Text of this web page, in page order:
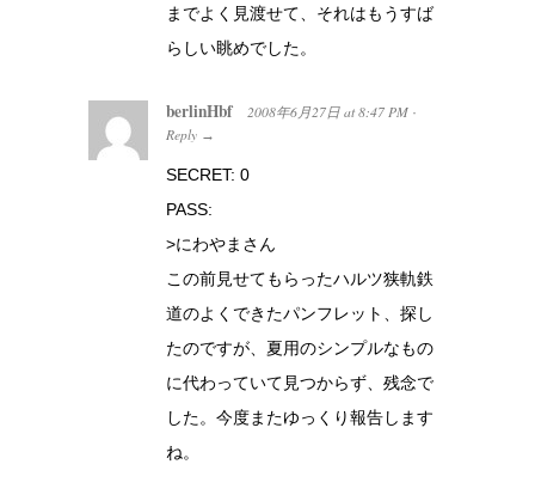
までよく見渡せて、それはもうすば
らしい眺めでした。
berlinHbf 2008年6月27日 at 8:47 PM ·
Reply →
SECRET: 0
PASS:
>にわやまさん
この前見せてもらったハルツ狭軌鉄
道のよくできたパンフレット、探し
たのですが、夏用のシンプルなもの
に代わっていて見つからず、残念で
した。今度またゆっくり報告します
ね。